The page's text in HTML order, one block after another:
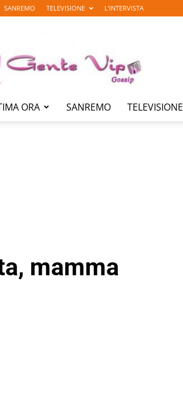
SANREMO TELEVISIONE L’INTERVISTA
ORA SANREMO TELEVISIONE
mamma